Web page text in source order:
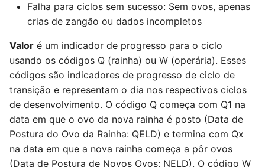
Falha para ciclos sem sucesso: Sem ovos, apenas
crias de zangão ou dados incompletos
Valor é um indicador de progresso para o ciclo
usando os códigos Q (rainha) ou W (operária). Esses
códigos são indicadores de progresso de ciclo de
transição e representam o dia nos respectivos ciclos
de desenvolvimento. O código Q começa com Q1 na
data em que o ovo da nova rainha é posto (Data de
Postura do Ovo da Rainha: QELD) e termina com Qx
na data em que a nova rainha começa a pôr ovos
(Data de Postura de Novos Ovos: NELD). O código W